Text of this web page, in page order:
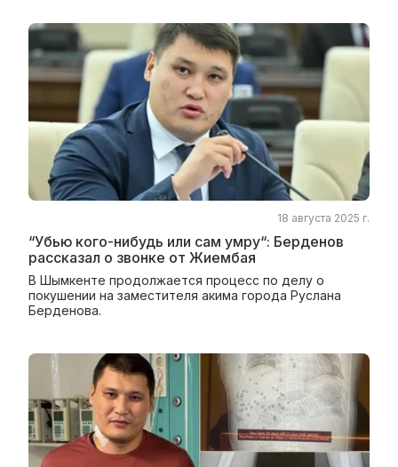
18 августа 2025 г.
“Убью кого-нибудь или сам умру“: Берденов
рассказал о звонке от Жиембая
В Шымкенте продолжается процесс по делу о
покушении на заместителя акима города Руслана
Берденова.